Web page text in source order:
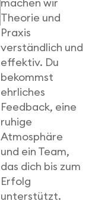
machen wir
Theorie und
Praxis
verständlich und
effektiv. Du
bekommst
ehrliches
Feedback, eine
ruhige
Atmosphäre
und ein Team,
das dich bis zum
Erfolg
unterstützt.